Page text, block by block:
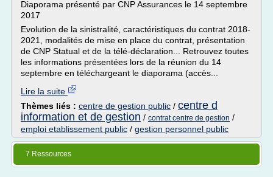
Diaporama présenté par CNP Assurances le 14 septembre
2017
Evolution de la sinistralité, caractéristiques du contrat 2018-
2021, modalités de mise en place du contrat, présentation
de CNP Statual et de la télé-déclaration... Retrouvez toutes
les informations présentées lors de la réunion du 14
septembre en téléchargeant le diaporama (accès...
Lire la suite
Thèmes liés : centre de gestion public / centre d
information et de gestion / contrat centre de gestion /
emploi etablissement public / gestion personnel public
7 Ressources